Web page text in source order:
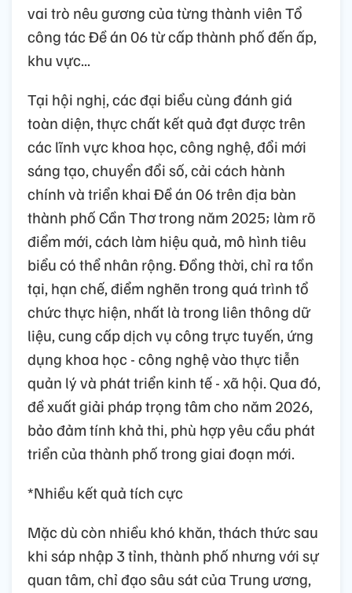
vai trò nêu gương của từng thành viên Tổ
công tác Đề án 06 từ cấp thành phố đến ấp,
khu vực...
Tại hội nghị, các đại biểu cùng đánh giá
toàn diện, thực chất kết quả đạt được trên
các lĩnh vực khoa học, công nghệ, đổi mới
sáng tạo, chuyển đổi số, cải cách hành
chính và triển khai Đề án 06 trên địa bàn
thành phố Cần Thơ trong năm 2025; làm rõ
điểm mới, cách làm hiệu quả, mô hình tiêu
biểu có thể nhân rộng. Đồng thời, chỉ ra tồn
tại, hạn chế, điểm nghẽn trong quá trình tổ
chức thực hiện, nhất là trong liên thông dữ
liệu, cung cấp dịch vụ công trực tuyến, ứng
dụng khoa học - công nghệ vào thực tiễn
quản lý và phát triển kinh tế - xã hội. Qua đó,
đề xuất giải pháp trọng tâm cho năm 2026,
bảo đảm tính khả thi, phù hợp yêu cầu phát
triển của thành phố trong giai đoạn mới.
*Nhiều kết quả tích cực
Mặc dù còn nhiều khó khăn, thách thức sau
khi sáp nhập 3 tỉnh, thành phố nhưng với sự
quan tâm, chỉ đạo sâu sát của Trung ương,